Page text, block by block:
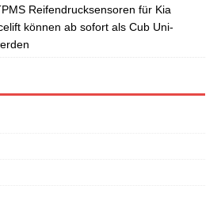
Reifendrucksensoren für Kia
können ab sofort als Cub Uni-